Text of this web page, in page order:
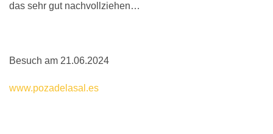
das sehr gut nachvollziehen…
Besuch am 21.06.2024
www.pozadelasal.es